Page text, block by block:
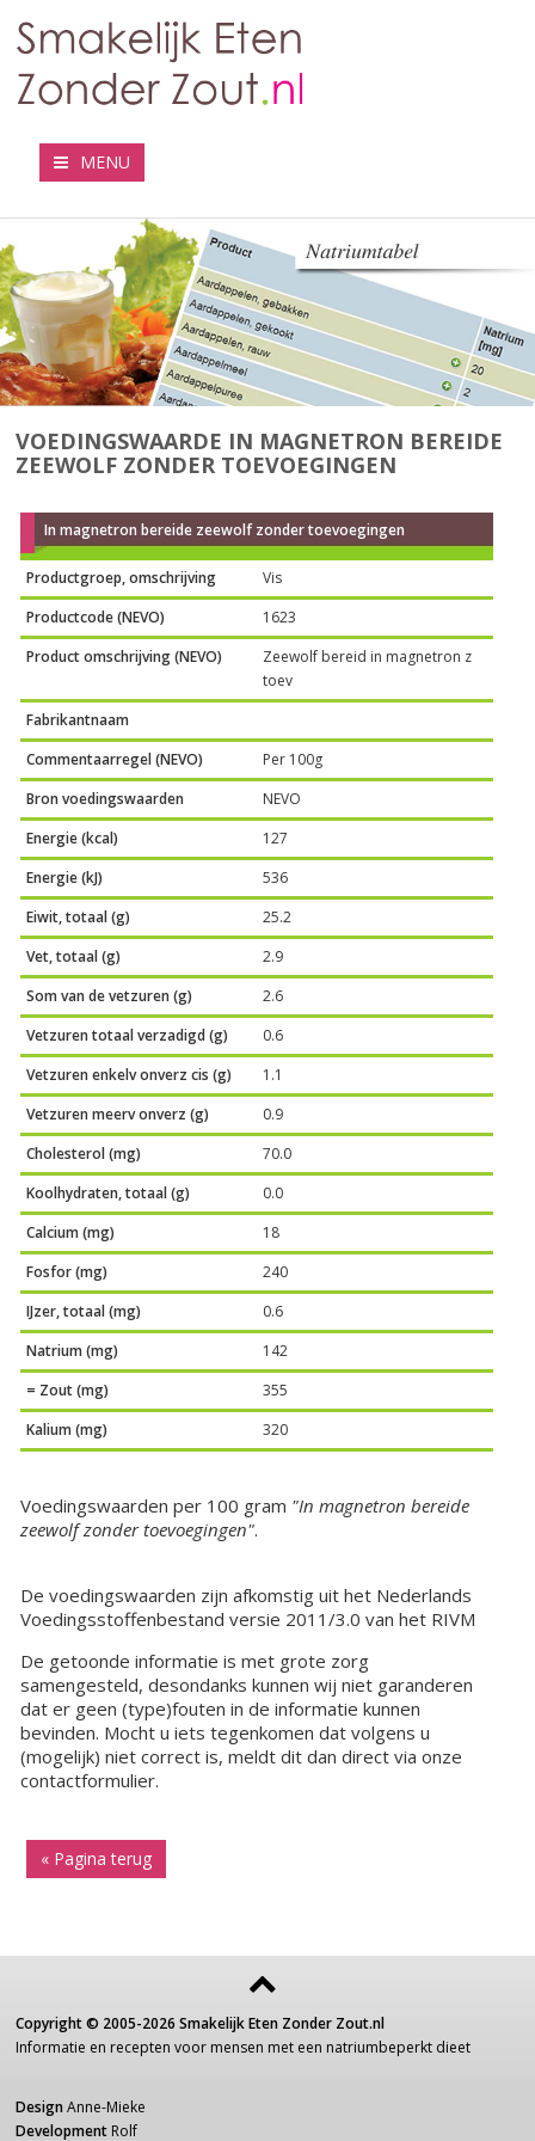
MENU
VOEDINGSWAARDE IN MAGNETRON BEREIDE
ZEEWOLF ZONDER TOEVOEGINGEN
In magnetron bereide zeewolf zonder toevoegingen
Productgroep, omschrijving
Vis
Productcode (NEVO)
1623
Product omschrijving (NEVO)
Zeewolf bereid in magnetron z
toev
Fabrikantnaam
Commentaarregel (NEVO)
Per 100g
Bron voedingswaarden
NEVO
Energie (kcal)
127
Energie (kJ)
536
Eiwit, totaal (g)
25.2
Vet, totaal (g)
2.9
Som van de vetzuren (g)
2.6
Vetzuren totaal verzadigd (g)
0.6
Vetzuren enkelv onverz cis (g)
1.1
Vetzuren meerv onverz (g)
0.9
Cholesterol (mg)
70.0
Koolhydraten, totaal (g)
0.0
Calcium (mg)
18
Fosfor (mg)
240
IJzer, totaal (mg)
0.6
Natrium (mg)
142
= Zout (mg)
355
Kalium (mg)
320
Voedingswaarden per 100 gram "In magnetron bereide
zeewolf zonder toevoegingen".
De voedingswaarden zijn afkomstig uit het Nederlands
Voedingsstoffenbestand versie 2011/3.0 van het RIVM
De getoonde informatie is met grote zorg
samengesteld, desondanks kunnen wij niet garanderen
dat er geen (type)fouten in de informatie kunnen
bevinden. Mocht u iets tegenkomen dat volgens u
(mogelijk) niet correct is, meldt dit dan direct via onze
contactformulier.
« Pagina terug
Copyright © 2005-2026 Smakelijk Eten Zonder Zout.nl
Informatie en recepten voor mensen met een natriumbeperkt dieet
Design Anne-Mieke
Development Rolf